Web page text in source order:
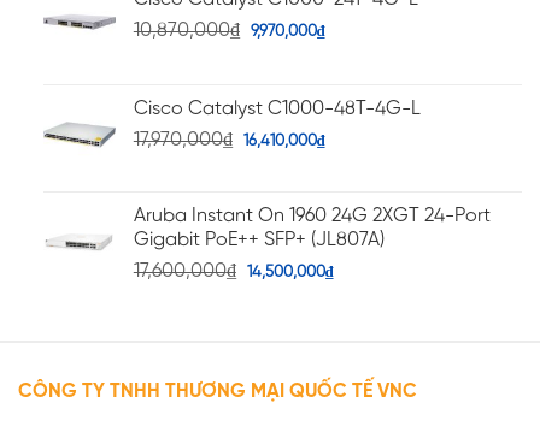
10,870,000₫ 9,970,000₫
Cisco Catalyst C1000-48T-4G-L
17,970,000₫ 16,410,000₫
Aruba Instant On 1960 24G 2XGT 24-Port
Gigabit PoE++ SFP+ (JL807A)
17,600,000₫ 14,500,000₫
CÔNG TY TNHH THƯƠNG MẠI QUỐC TẾ VNC